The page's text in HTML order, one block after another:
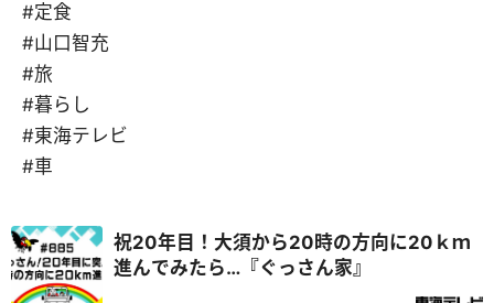
#定食
#山口智充
#旅
#暮らし
#東海テレビ
#車
祝20年目！大須から20時の方向に20ｋｍ
進んでみたら…『ぐっさん家』